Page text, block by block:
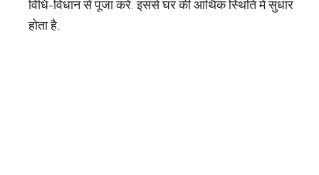
विधि-विधान से पूजा करें. इससे घर की आर्थिक स्थिति में सुधार
होता है.